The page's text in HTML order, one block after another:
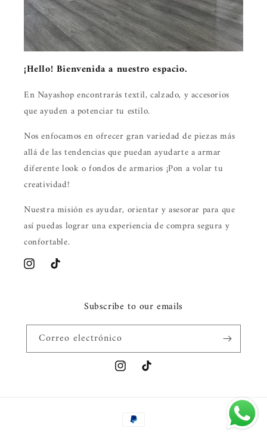
¡Hello! Bienvenida a nuestro espacio.
En Nayashop encontrarás textil, calzado, y accesorios
que ayuden a potenciar tu estilo.
Nos enfocamos en ofrecer gran variedad de piezas más
allá de las tendencias que puedan ayudarte a armar
diferente look o fondos de armarios ¡Pon a volar tu
creatividad!
Nuestra misión es ayudar, orientar y asesorar para que
así puedas lograr una experiencia de compra segura y
confortable.
InstagramTikTok
Subscribe to our emails
Correo electrónico
InstagramTikTok
Formas